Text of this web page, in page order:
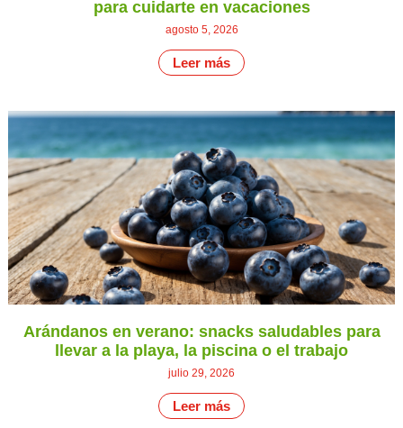
para cuidarte en vacaciones
agosto 5, 2026
Leer más
Arándanos en verano: snacks saludables para
llevar a la playa, la piscina o el trabajo
julio 29, 2026
Leer más